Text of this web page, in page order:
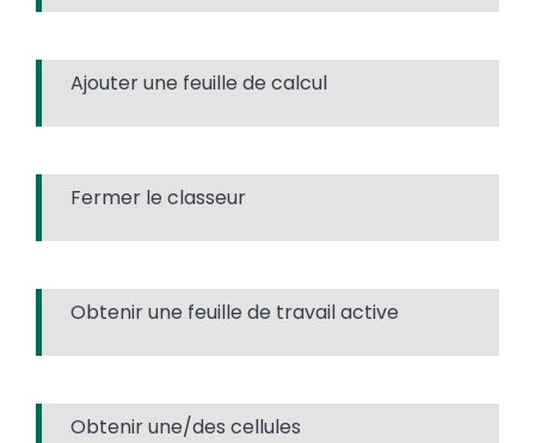
Ajouter une feuille de calcul
Fermer le classeur
Obtenir une feuille de travail active
Obtenir une/des cellules